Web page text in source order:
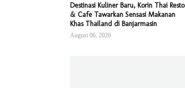
Destinasi Kuliner Baru, Korin Thai Resto
& Cafe Tawarkan Sensasi Makanan
Khas Thailand di Banjarmasin
August 06, 2026